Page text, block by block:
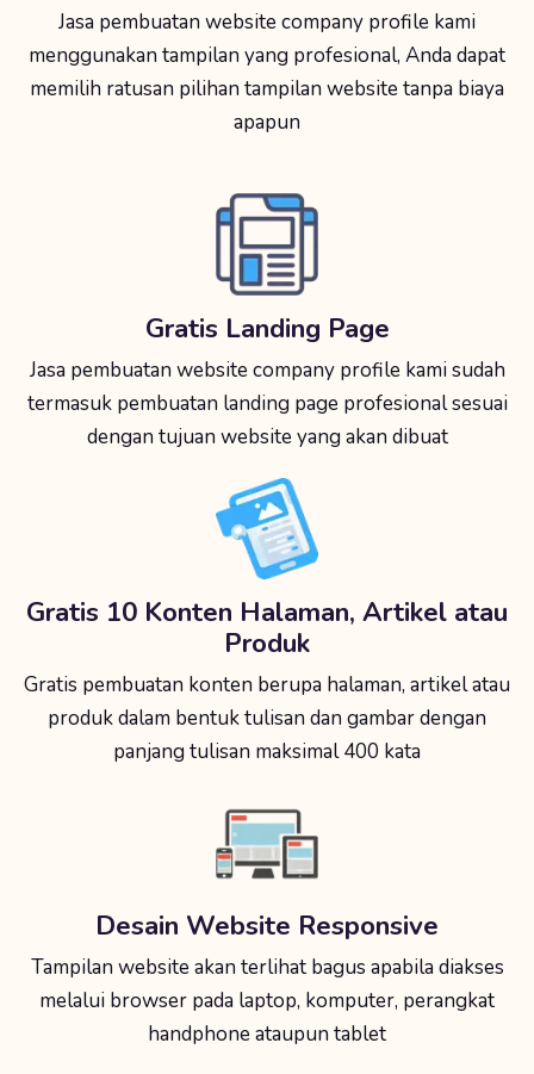
Jasa pembuatan website company profile kami
menggunakan tampilan yang profesional, Anda dapat
memilih ratusan pilihan tampilan website tanpa biaya
apapun
Gratis Landing Page
Jasa pembuatan website company profile kami sudah
termasuk pembuatan landing page profesional sesuai
dengan tujuan website yang akan dibuat
Gratis 10 Konten Halaman, Artikel atau
Produk
Gratis pembuatan konten berupa halaman, artikel atau
produk dalam bentuk tulisan dan gambar dengan
panjang tulisan maksimal 400 kata
Desain Website Responsive
Tampilan website akan terlihat bagus apabila diakses
melalui browser pada laptop, komputer, perangkat
handphone ataupun tablet